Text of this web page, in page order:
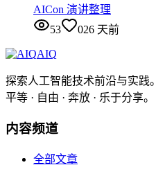
AICon 演讲整理
53
026 天前
AIQ
探索人工智能技术前沿与实践。
平等 · 自由 · 奔放 · 乐于分享。
内容频道
全部文章